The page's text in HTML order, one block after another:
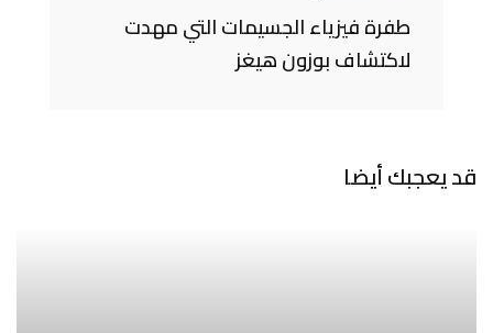
طفرة فيزياء الجسيمات التي مهدت
لاكتشاف بوزون هيغز
قد يعجبك أيضا